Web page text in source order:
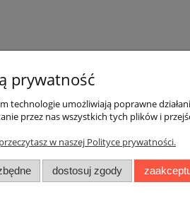
prywatność
technologie umożliwiają poprawne
przez nas wszystkich tych plików i
w naszej Polityce prywatności.
dostosuj zgody